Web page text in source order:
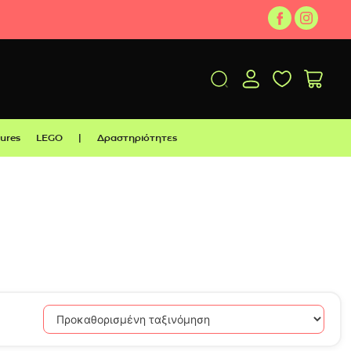
LEGO | Δραστηριότητες